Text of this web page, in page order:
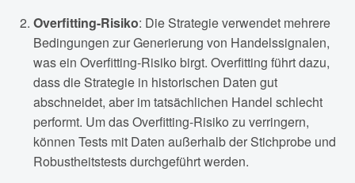
Overfitting-Risiko: Die Strategie verwendet mehrere
Bedingungen zur Generierung von Handelssignalen,
was ein Overfitting-Risiko birgt. Overfitting führt dazu,
dass die Strategie in historischen Daten gut
abschneidet, aber im tatsächlichen Handel schlecht
performt. Um das Overfitting-Risiko zu verringern,
können Tests mit Daten außerhalb der Stichprobe und
Robustheitstests durchgeführt werden.